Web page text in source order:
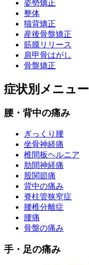
姿勢矯正
整体
猫背矯正
産後骨盤矯正
筋膜リリース
肩甲骨はがし
骨盤矯正
症状別メニュー
腰・背中の痛み
ぎっくり腰
坐骨神経痛
椎間板ヘルニア
肋間神経痛
股関節痛
背中の痛み
脊柱管狭窄症
腰椎分離症
腰痛
骨盤の痛み
手・足の痛み